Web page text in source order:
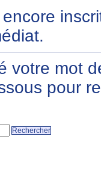
votre mot
pour